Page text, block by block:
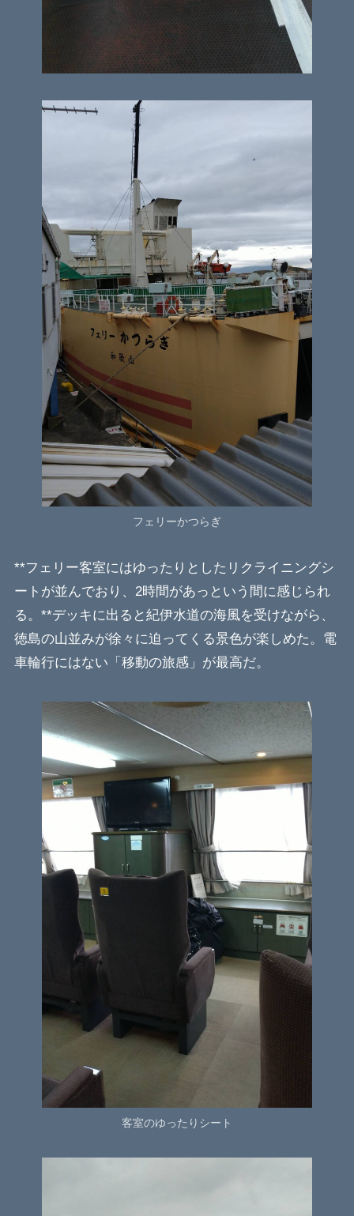
フェリーかつらぎ
**フェリー客室にはゆったりとしたリクライニングシ
ートが並んでおり、2時間があっという間に感じられ
る。**デッキに出ると紀伊水道の海風を受けながら、
徳島の山並みが徐々に迫ってくる景色が楽しめた。電
車輪行にはない「移動の旅感」が最高だ。
客室のゆったりシート